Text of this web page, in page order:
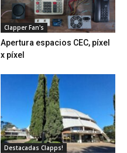
Clapper Fan's
Apertura espacios CEC, píxel
x píxel
Destacadas Clapps!